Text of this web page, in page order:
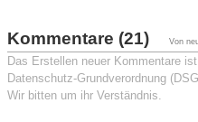
Kommentare (21) Von
Das Erstellen neuer Kommentare
Datenschutz-Grundverordnung
Wir bitten um ihr Verständnis.